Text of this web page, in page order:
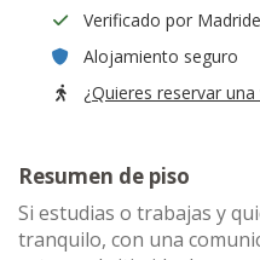
Verificado por
Alojamiento seguro
¿Quieres reservar una
Resumen de piso
Si estudias o trabajas y
tranquilo, con una